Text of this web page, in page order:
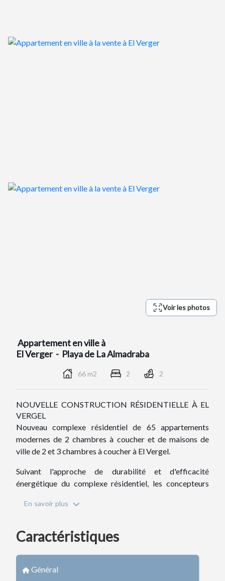
Voir les photos
Appartement en villeà
El Verger - Playa de La Almadraba
66 m2 2 2
NOUVELLE CONSTRUCTION RÉSIDENTIELLE À EL
VERGEL
Nouveau complexe résidentiel de 65 appartements
modernes de 2 chambres à coucher et de maisons de
ville de 2 et 3 chambres à coucher à El Vergel.
Suivant l'approche de durabilité et d'efficacité
énergétique du complexe résidentiel, les concepteurs
terrasses prédominent.
espaces communs sont accessibles à tous les résidents,
jouissance quotidienne.
En savoir plus
Caractéristiques
Général